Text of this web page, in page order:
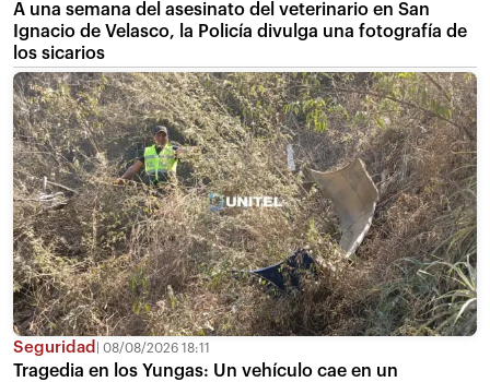
A una semana del asesinato del veterinario en San
Ignacio de Velasco, la Policía divulga una fotografía de
los sicarios
Seguridad 08/08/2026 18:11
Tragedia en los Yungas: Un vehículo cae en un